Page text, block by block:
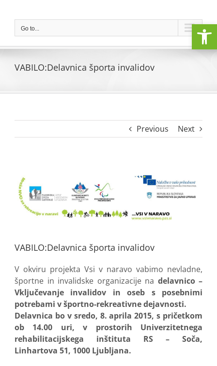
contentGo to...
VABILO:Delavnica športa invalidov
Previous Next
Larger
Image
VABILO:Delavnica športa invalidov
V okviru projekta Vsi v naravo vabimo nevladne,
športne in invalidske organizacije na delavnico –
Vključevanje invalidov in oseb s posebnimi
potrebami v športno-rekreativne dejavnosti.
Delavnica bo v sredo, 8. aprila 2015, s pričetkom
ob 14.00 uri, v prostorih Univerzitetnega
rehabilitacijskega inštituta RS – Soča,
Linhartova 51, 1000 Ljubljana.